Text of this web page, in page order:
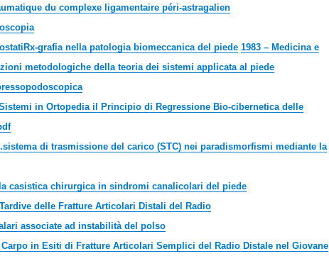
du complexe ligamentaire péri-astragalien
grafia nella patologia biomeccanica del piede 1983 – Medicina e
metodologiche della teoria dei sistemi applicata al piede
in Ortopedia il Principio di Regressione Bio-cibernetica delle
di trasmissione del carico (STC) nei paradismorfismi mediante la
casistica chirurgica in sindromi canalicolari del piede
delle Fratture Articolari Distali del Radio
associate ad instabilità del polso
in Esiti di Fratture Articolari Semplici del Radio Distale nel Giovane